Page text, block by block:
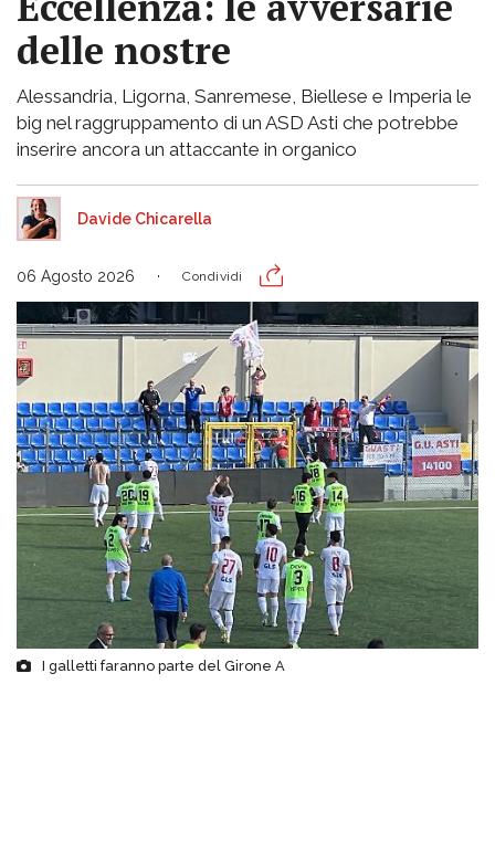
delle nostre
Alessandria, Ligorna, Sanremese, Biellese e Imperia le
big nel raggruppamento di un ASD Asti che potrebbe
inserire ancora un attaccante in organico
Davide Chicarella
06 Agosto 2026 Condividi
I galletti faranno parte del Girone A